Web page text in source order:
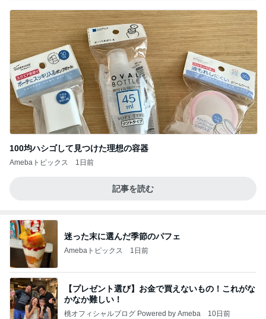
100均ハシゴして見つけた理想の容器
Amebaトピックス 1日前
記事を読む
迷った末に選んだ季節のパフェ
Amebaトピックス 1日前
【プレゼント選び】お金で買えないもの！これがな
かなか難しい！
桃オフィシャルブログ Powered by Ameba 10日前